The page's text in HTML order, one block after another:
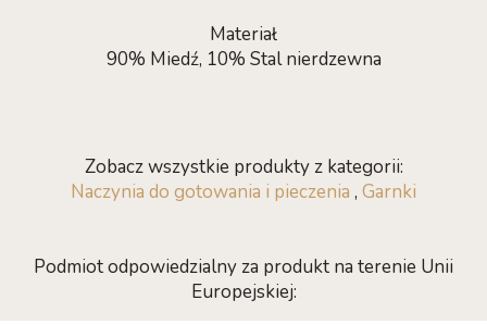
Materiał
90% Miedź, 10% Stal nierdzewna
Zobacz wszystkie produkty z kategorii:
Naczynia do gotowania i pieczenia , Garnki
Podmiot odpowiedzialny za produkt na terenie Unii
Europejskiej: